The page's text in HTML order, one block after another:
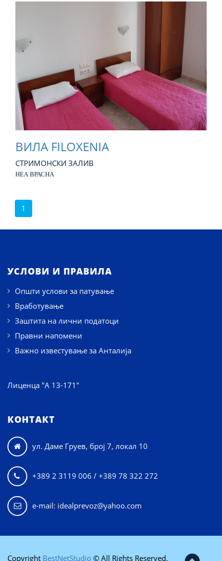
ВИЛА FILOXENIA
СТРИМОНСКИ ЗАЛИВ
НЕА ВРАСНА
1
УСЛОВИ И ПРАВИЛА
Општи услови за патување
Вработување
Заштита на лични податоци
Правни напомени
Важно известување за Анталија
Лиценца "А 13-171"
КОНТАКТ
 ул. Даме Груев, број 7, локал 10
 +389 2 3119 006 / +389 78 322 272
e-mail: idealprevoz@yahoo.com
Copyright BestNetStudio © All Rights Reserved.